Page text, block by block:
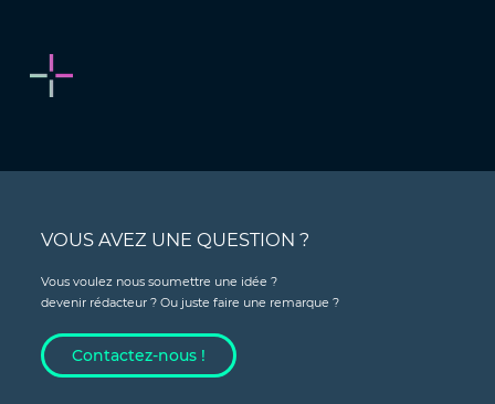
VOUS AVEZ UNE QUESTION ?
Vous voulez nous soumettre une idée ?
devenir rédacteur ? Ou juste faire une remarque ?
Contactez-nous !